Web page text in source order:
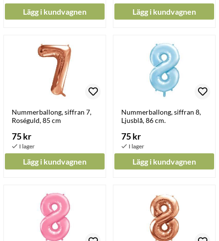
Lägg i kundvagnen Lägg i kundvagnen
Nummerballong, siffran 7,
Roséguld, 85 cm
75 kr
Lägg i kundvagnen
Nummerballong, siffran 8,
Ljusblå, 86 cm.
75 kr
Lägg i kundvagnen